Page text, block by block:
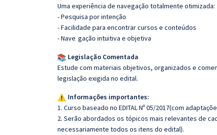
Uma experiência de navegação totalmente otimizada:
- Pesquisa por intenção
- Facilidade para encontrar cursos e conteúdos
- Nave gação intuitiva e objetiva
Legislação Comentada
Estude com materiais objetivos, organizados e
legislação exigida no edital.
Informações importantes:
1. Curso baseado no EDITAL Nº 05/2017(com
2. Serão abordados os tópicos mais relevantes de
necessariamente todos os itens do edital).